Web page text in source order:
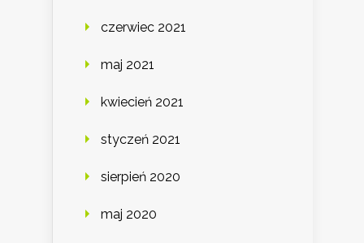
czerwiec 2021
maj 2021
kwiecień 2021
styczeń 2021
sierpień 2020
maj 2020